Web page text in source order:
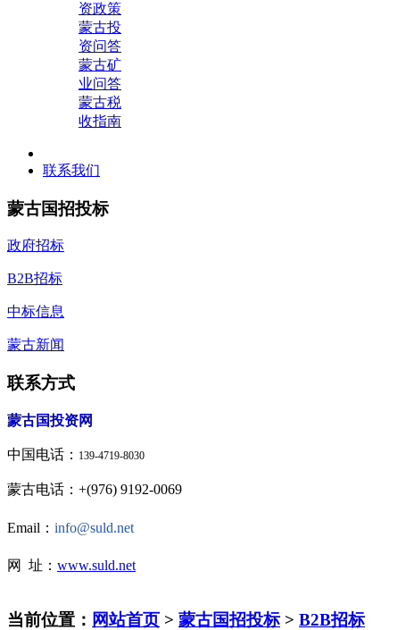
资政策
蒙古投
资问答
蒙古矿
业问答
蒙古税
收指南
联系我们
蒙古国招投标
政府招标
B2B招标
中标信息
蒙古新闻
联系方式
蒙古国投资网
中国电话： 139-4719-8030
蒙古电话：+(976) 9192-0069
Email： info@suld.net
网 址： www.suld.net
当前位置： 网站首页 > 蒙古国招投标> B2B招标